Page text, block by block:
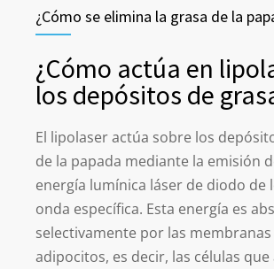
¿Cómo se elimina la grasa de la
¿Cómo actúa en
los depósitos de
El lipolaser actúa sobre los
de la papada mediante la emisión
energía lumínica láser de diodo de
onda específica. Esta energía es
selectivamente por las membranas
adipocitos, es decir, las células que